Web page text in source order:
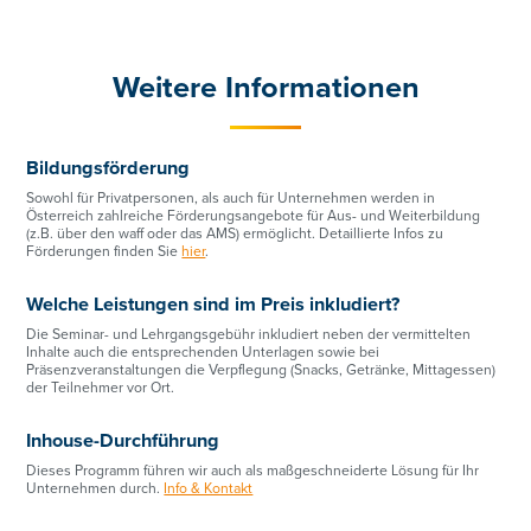
Weitere Informationen
Bildungsförderung
Sowohl für Privatpersonen, als auch für Unternehmen werden in
Österreich zahlreiche Förderungsangebote für Aus- und Weiterbildung
(z.B. über den waff oder das AMS) ermöglicht. Detaillierte Infos zu
Förderungen finden Sie hier.
Welche Leistungen sind im Preis inkludiert?
Die Seminar- und Lehrgangsgebühr inkludiert neben der vermittelten
Inhalte auch die entsprechenden Unterlagen sowie bei
Präsenzveranstaltungen die Verpflegung (Snacks, Getränke, Mittagessen)
der Teilnehmer vor Ort.
Inhouse-Durchführung
Dieses Programm führen wir auch als maßgeschneiderte Lösung für Ihr
Unternehmen durch. Info & Kontakt